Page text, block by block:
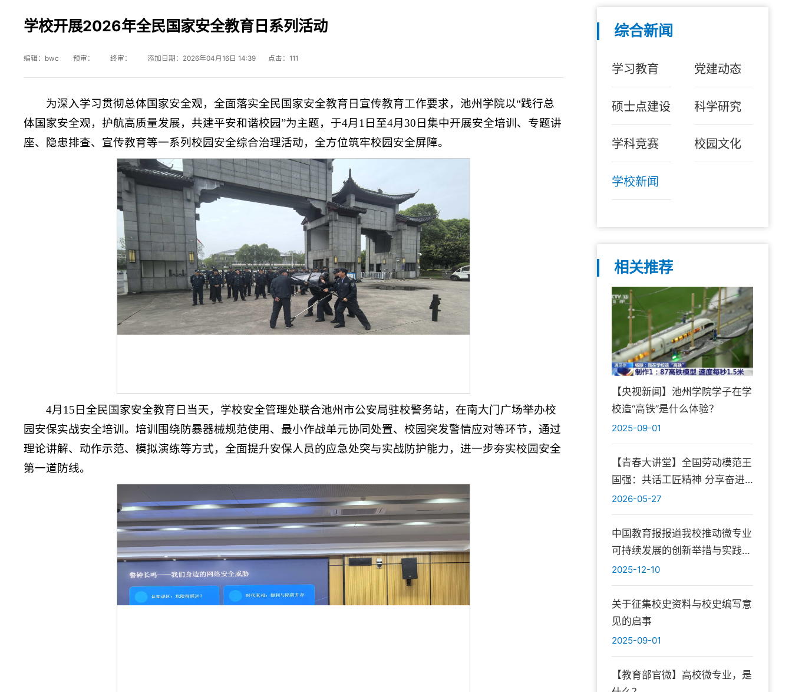
学校开展2026年全民国家安全教育日系列活动
编辑：bwc 预审： 终审： 添加日期：2026年04月16日 14:39 点击：111
为深入学习贯彻总体国家安全观，全面落实全民国家安全教育日宣传教育工作要求，池州学院以“践行总
体国家安全观，护航高质量发展，共建平安和谐校园”为主题，于4月1日至4月30日集中开展安全培训、专题讲
座、隐患排查、宣传教育等一系列校园安全综合治理活动，全方位筑牢校园安全屏障。
4月15日全民国家安全教育日当天， 学校安全管理处联合池州市公安局驻校警务站，在南大门广场举办校
园安保实战安全培训。培训围绕防暴器械规范使用、最小作战单元协同处置、校园突发警情应对等环节，通过
理论讲解、动作示范、模拟演练等方式，全面提升安保人员的应急处突与实战防护能力，进一步夯实校园安全
第一道防线。
综合新闻
学习教育 党建动态
硕士点建设 科学研究
学科竞赛 校园文化
学校新闻
相关推荐
【央视新闻】池州学院学子在学
校造“高铁”是什么体验？
2025-09-01
【青春大讲堂】全国劳动模范王
国强：共话工匠精神 分享奋进
初心
2026-05-27
中国教育报报道我校推动微专业
可持续发展的创新举措与实践成
效
2025-12-10
关于征集校史资料与校史编写意
见的启事
2025-09-01
【教育部官微】高校微专业，是